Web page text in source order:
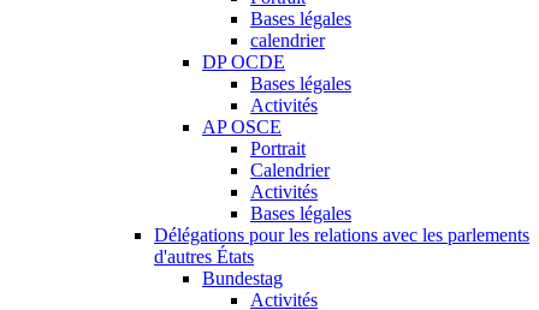
Bases légales
calendrier
DP OCDE
Bases légales
Activités
AP OSCE
Portrait
Calendrier
Activités
Bases légales
Délégations pour les relations avec les parlements
d'autres États
Bundestag
Activités